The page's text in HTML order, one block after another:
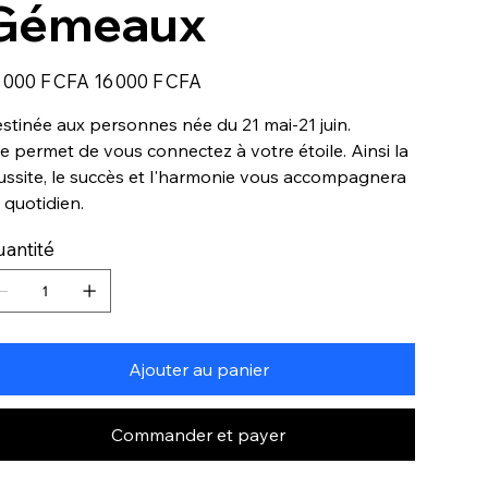
000 F CFA
Prix
promotionnel
16 000 F CFA
aux personnes née du 21 mai-21 juin.
permet de vous connectez à votre étoile. Ainsi la
le succès et l'harmonie vous accompagnera
quotidien.
Ajouter au panier
Commander et payer